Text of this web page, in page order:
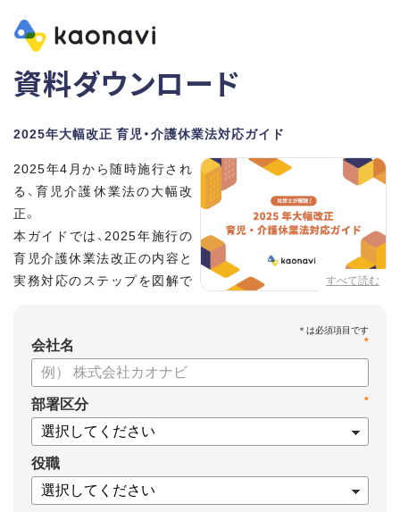
資料ダウンロード
2025年大幅改正 育児・介護休業法対応ガイド
すべて読む
2025年4月から随時施行され
る、育児介護休業法の大幅改
正。
本ガイドでは、2025年施行の
育児介護休業法改正の内容と
実務対応のステップを図解で
*
会社名
*
部署区分
役職